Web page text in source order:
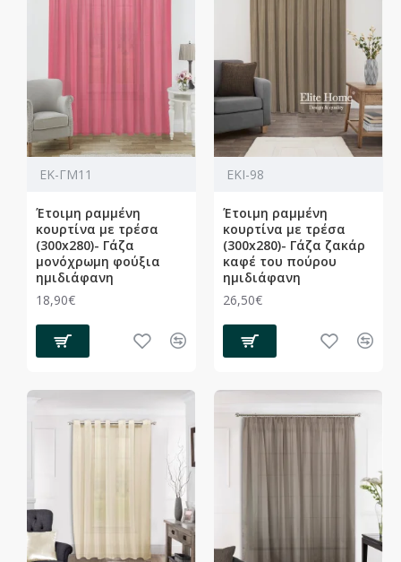
ΕΚ-ΓΜ11
Έτοιμη ραμμένη
κουρτίνα με τρέσα
(300x280)- Γάζα
μονόχρωμη φούξια
ημιδιάφανη
18,90€
ΕΚΙ-98
Έτοιμη ραμμένη
κουρτίνα με τρέσα
(300x280)- Γάζα ζακάρ
καφέ του πούρου
ημιδιάφανη
26,50€